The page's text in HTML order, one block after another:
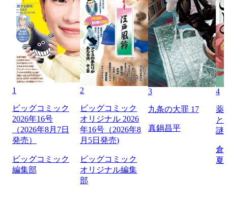
1
ビッグコミック
2026年16号
（2026年8月7日
発売）
ビッグコミック
編集部
2
ビッグコミック
オリジナル 2026
年16号（2026年8
月5日発売)
ビッグコミック
オリジナル編集
部
3
九条の大罪 17
真鍋昌平
4
薬
と
謎
倉
夏